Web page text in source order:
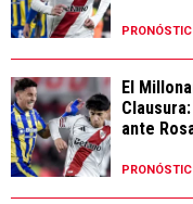
El
ante